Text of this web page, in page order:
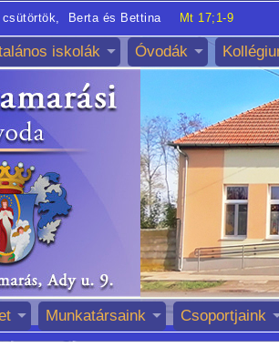
csütörtök, Berta és Bettina Mt 17;1-9
iskolák Óvodák
Munkatársaink Csoportjaink